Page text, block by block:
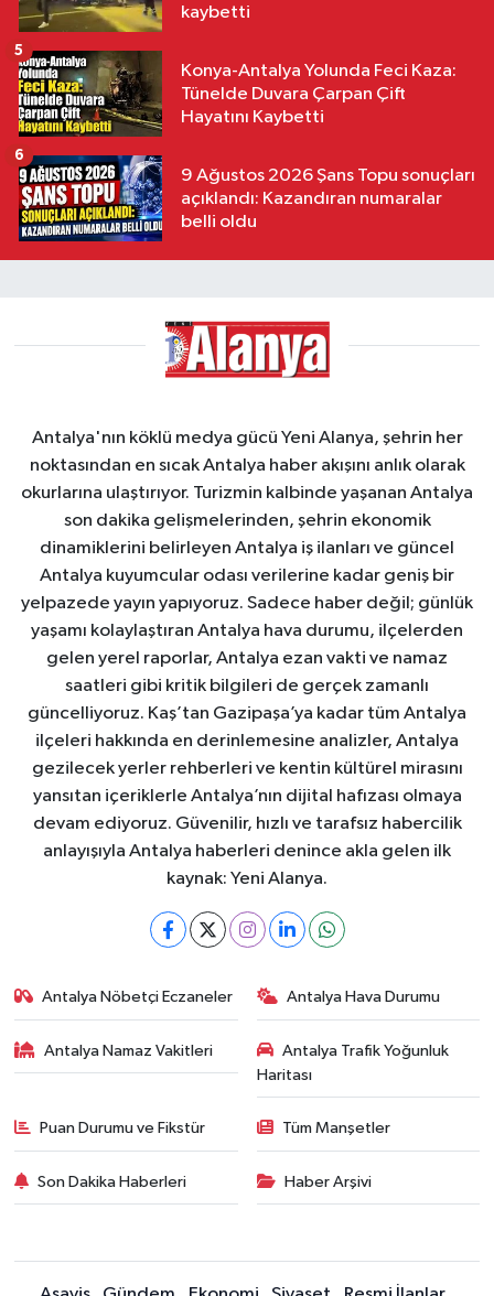
kaybetti
Konya-Antalya Yolunda Feci Kaza:
Tünelde Duvara Çarpan Çift
Hayatını Kaybetti
5
9 Ağustos 2026 Şans Topu sonuçları
açıklandı: Kazandıran numaralar
belli oldu
6
Antalya'nın köklü medya gücü Yeni Alanya, şehrin her
noktasından en sıcak Antalya haber akışını anlık olarak
okurlarına ulaştırıyor. Turizmin kalbinde yaşanan Antalya
son dakika gelişmelerinden, şehrin ekonomik
dinamiklerini belirleyen Antalya iş ilanları ve güncel
Antalya kuyumcular odası verilerine kadar geniş bir
yelpazede yayın yapıyoruz. Sadece haber değil; günlük
yaşamı kolaylaştıran Antalya hava durumu, ilçelerden
gelen yerel raporlar, Antalya ezan vakti ve namaz
saatleri gibi kritik bilgileri de gerçek zamanlı
güncelliyoruz. Kaş’tan Gazipaşa’ya kadar tüm Antalya
ilçeleri hakkında en derinlemesine analizler, Antalya
gezilecek yerler rehberleri ve kentin kültürel mirasını
yansıtan içeriklerle Antalya’nın dijital hafızası olmaya
devam ediyoruz. Güvenilir, hızlı ve tarafsız habercilik
anlayışıyla Antalya haberleri denince akla gelen ilk
kaynak: Yeni Alanya.
Antalya Nöbetçi Eczaneler Antalya Hava Durumu
Antalya Namaz Vakitleri
Antalya Trafik Yoğunluk
Haritası
Puan Durumu ve Fikstür Tüm Manşetler
Son Dakika Haberleri Haber Arşivi